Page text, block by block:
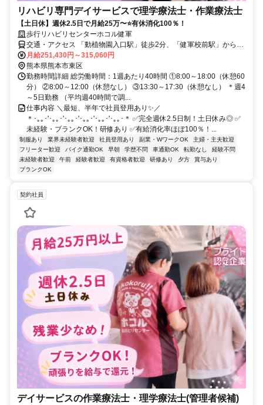
リハビリ専門デイサービスで理学療法士・作業療法士
【土日休】週休2.5日で月給25万〜⭐有休消化100％！
歩行リハビリセンターホコル健軍
交通・アクセス 「動植物園入口駅」徒歩2分、「健軍校前駅」から徒
歩で3分
月給251,430円～315,060円
熊本県熊本市東区
勤務時間詳細 総労働時間：1週あたり40時間 ①8:00～18:00（休憩60
分） ②8:00～12:00（休憩なし） ③13:30～17:30（休憩なし） ＊週4
～5日勤務 （平均週40時間で調...
仕事内容 ＼最短、半年で社員登用あり✨／
＊･｡｡･'･｡｡･'･｡｡･'･｡｡･'･｡｡･'･｡｡･＊ ✅完全週休2.5日制！土日休み◎ ✅
未経験・ブランクOK！研修あり ✅有給消化率ほぼ100％！...
制服あり 業界未経験者歓迎 社員登用あり 副業・WワークOK
主婦・主夫歓迎
フリーター歓迎
バイク通勤OK 早朝 学歴不問 車通勤OK 転勤なし
経験不問
未経験者歓迎
午前 経験者歓迎 有資格者歓迎 研修あり 夕方
賞与あり
ブランクOK
契約社員
デイサービスの作業療法士・理学療法士(管理者候補)